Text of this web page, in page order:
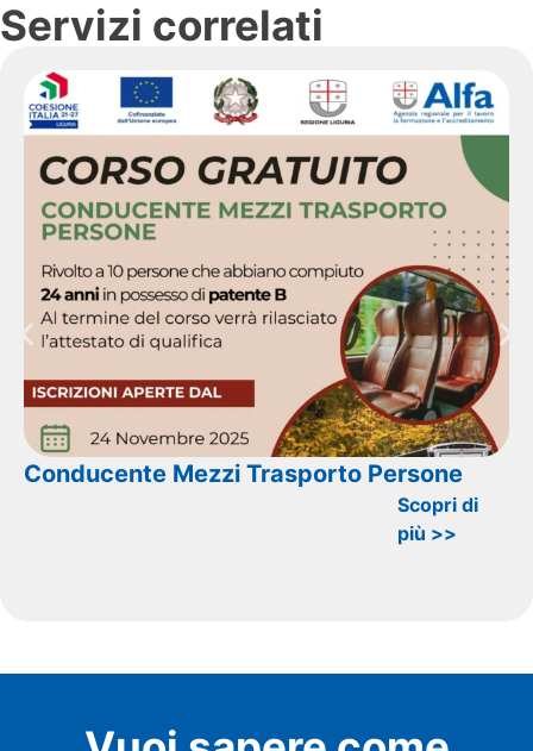
Servizi correlati
Conducente Mezzi Trasporto Persone
Scopri di
più >>